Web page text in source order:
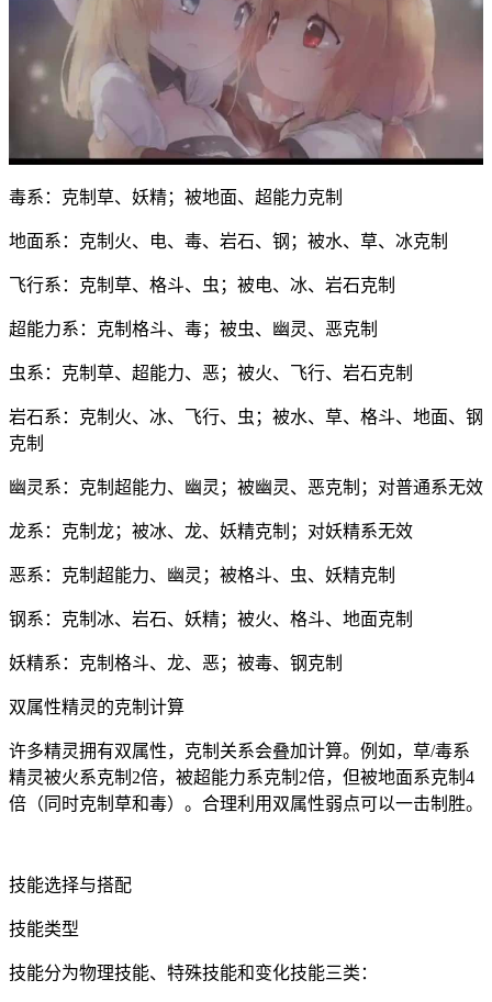
毒系：克制草、妖精；被地面、超能力克制
地面系：克制火、电、毒、岩石、钢；被水、草、冰克制
飞行系：克制草、格斗、虫；被电、冰、岩石克制
超能力系：克制格斗、毒；被虫、幽灵、恶克制
虫系：克制草、超能力、恶；被火、飞行、岩石克制
岩石系：克制火、冰、飞行、虫；被水、草、格斗、地面、钢
克制
幽灵系：克制超能力、幽灵；被幽灵、恶克制；对普通系无效
龙系：克制龙；被冰、龙、妖精克制；对妖精系无效
恶系：克制超能力、幽灵；被格斗、虫、妖精克制
钢系：克制冰、岩石、妖精；被火、格斗、地面克制
妖精系：克制格斗、龙、恶；被毒、钢克制
双属性精灵的克制计算
许多精灵拥有双属性，克制关系会叠加计算。例如，草/毒系
精灵被火系克制2倍，被超能力系克制2倍，但被地面系克制4
倍（同时克制草和毒）。合理利用双属性弱点可以一击制胜。
技能选择与搭配
技能类型
技能分为物理技能、特殊技能和变化技能三类：